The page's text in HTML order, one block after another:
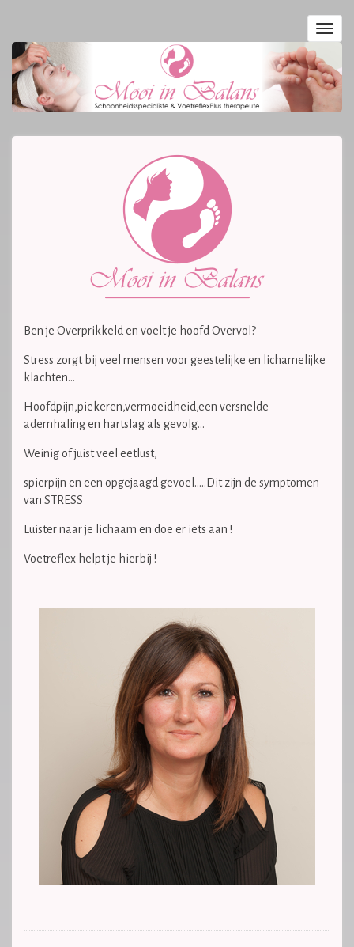
main
content
Ben je Overprikkeld en voelt je hoofd Overvol?
Stress zorgt bij veel mensen voor geestelijke en lichamelijke
klachten...
Hoofdpijn,piekeren,vermoeidheid,een versnelde
ademhaling en hartslag als gevolg...
Weinig of juist veel eetlust,
spierpijn en een opgejaagd gevoel.....Dit zijn de symptomen
van STRESS
Luister naar je lichaam en doe er iets aan !
Voetreflex helpt je hierbij !